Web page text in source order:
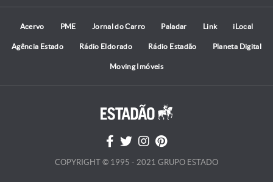
Acervo PME Jornal do Carro Paladar Link iLocal
Agência Estado Rádio Eldorado Rádio Estadão Planeta Digital
Moving Imóveis
COPYRIGHT © 1995 - 2021 GRUPO ESTADO